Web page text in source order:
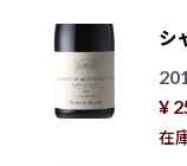
シ
¥
在